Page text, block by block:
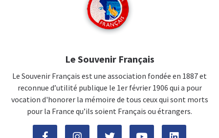
Le Souvenir Français
Le Souvenir Français est une association fondée en 1887 et
reconnue d’utilité publique le 1er février 1906 qui a pour
vocation d'honorer la mémoire de tous ceux qui sont morts
pour la France qu’ils soient Français ou étrangers.